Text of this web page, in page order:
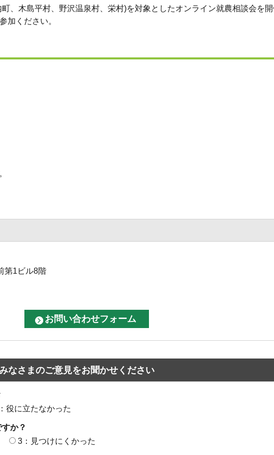
、木島平村、野沢温泉村、栄村)を対象としたオンライン就農相談会を開
加ください。
第1ビル8階
なさまのご意見をお聞かせください
役に立たなかった
か？
3：見つけにくかった